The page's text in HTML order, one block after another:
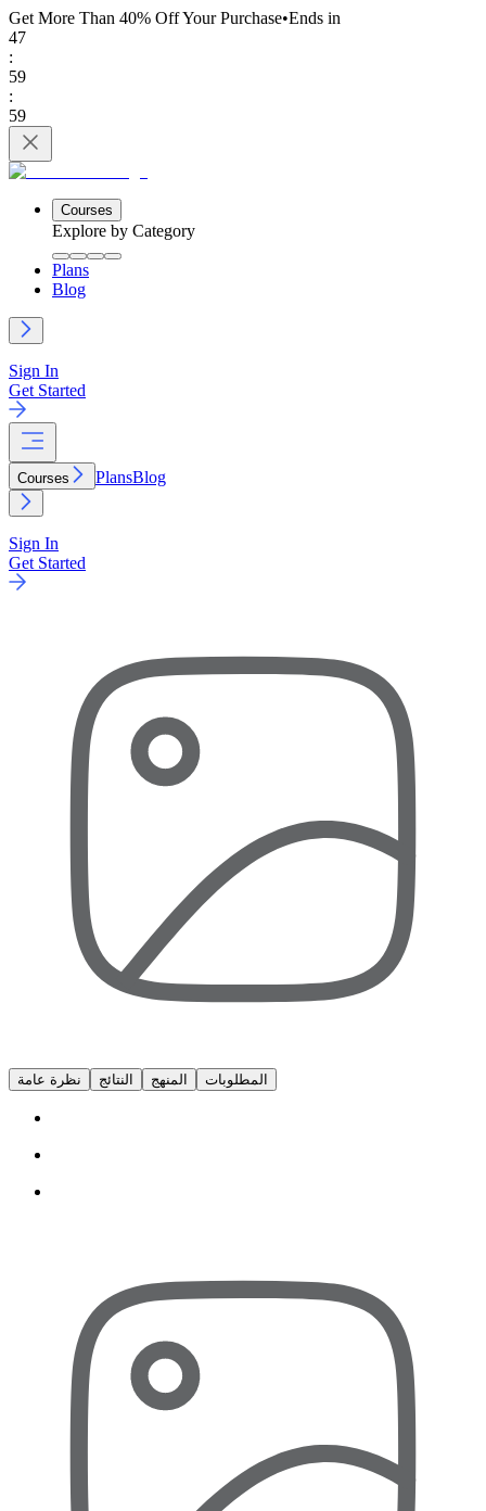
Get More Than 40% OffYour Purchase•Ends in
47
:
59
:
59
Courses
Explore by Category
Plans
Blog
Sign In
Get Started
Courses PlansBlog
Sign In
Get Started
نظرة عامة النتائج المنهج المطلوبات